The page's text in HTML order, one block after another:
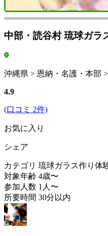
中部・読谷村 琉球ガラ
沖縄県 > 恩納・名護・本部
4.9
(口コミ 2件)
お気に入り
シェア
カテゴリ 琉球ガラス作り体
対象年齢 4歳〜
参加人数 1人〜
所要時間 30分以内